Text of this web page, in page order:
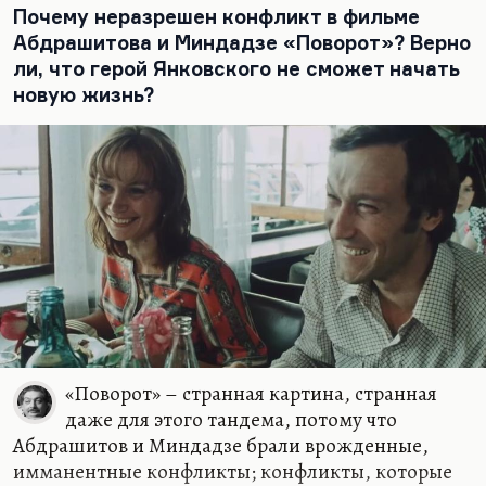
прозы в 1850-е годы, когда до самой смерти
Николая Павловича, известного как Палкин,
нечем было заполнять даже журнал
«Современник». Некрасову с Панаевой
приходилось писать роман о путешествиях.
Некоторым аналогом романа «Три стороны
света», который они писали вдвоем, где очень
много удивительных сцен из чукотской жизни, в
частности, охоты на моржей, ― некоторой
параллелью этого романа выступает роман
Тихона Семушкина «Алитет уходит в горы». Он
как…
Почему неразрешен конфликт в фильме
Абдрашитова и Миндадзе «Поворот»? Верно
ли, что герой Янковского не сможет начать
новую жизнь?
«Поворот» – странная картина, странная
даже для этого тандема, потому что
Абдрашитов и Миндадзе брали врожденные,
имманентные конфликты; конфликты, которые